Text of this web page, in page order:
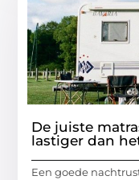
De juiste
lastiger dan
Een goede